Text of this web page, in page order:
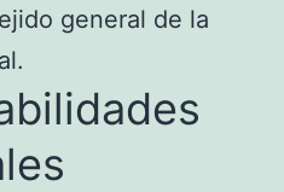
general de la